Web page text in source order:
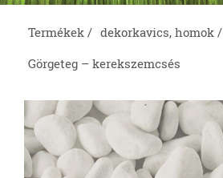
Termékek / dekorkavics, homok /
Görgeteg – kerekszemcsés